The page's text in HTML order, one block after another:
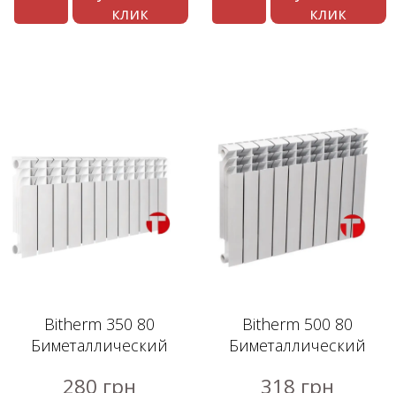
клик
клик
Bitherm 350 80
Биметаллический
280 грн
Bitherm 500 80
Биметаллический
318 грн